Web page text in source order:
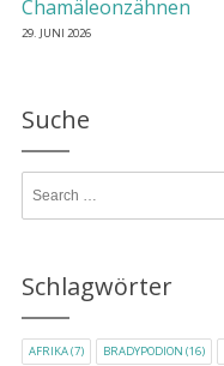
Chamäleonzähnen
29. JUNI 2026
Suche
Schlagwörter
AFRIKA(7) BRADYPODION (16)